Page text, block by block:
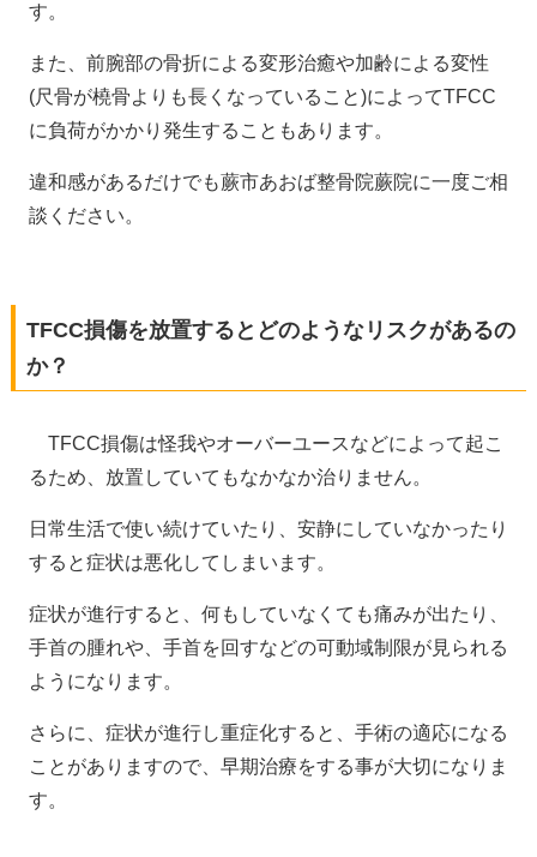
す。
また、前腕部の骨折による変形治癒や加齢による変性
(尺骨が橈骨よりも長くなっていること)によってTFCC
に負荷がかかり発生することもあります。
違和感があるだけでも蕨市あおば整骨院蕨院に一度ご相
談ください。
TFCC損傷を放置するとどのようなリスクがあるの
か？
TFCC損傷は怪我やオーバーユースなどによって起こ
るため、放置していてもなかなか治りません。
日常生活で使い続けていたり、安静にしていなかったり
すると症状は悪化してしまいます。
症状が進行すると、何もしていなくても痛みが出たり、
手首の腫れや、手首を回すなどの可動域制限が見られる
ようになります。
さらに、症状が進行し重症化すると、手術の適応になる
ことがありますので、早期治療をする事が大切になりま
す。